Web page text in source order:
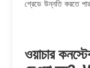
গ্রেডে উন্নতি করতে
ওয়াচার